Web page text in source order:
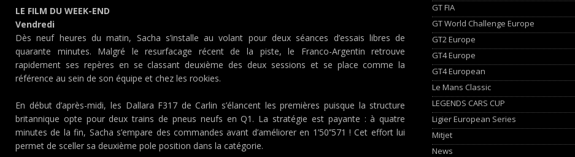
LE FILM DU WEEK-END
Vendredi
Dès neuf heures du matin, Sacha s’installe au volant pour deux séances d’essais libres de
quarante minutes. Malgré le resurfacage récent de la piste, le Franco-Argentin retrouve
rapidement ses repères en se classant deuxième des deux sessions et se place comme la
référence au sein de son équipe et chez les rookies.
En début d’après-midi, les Dallara F317 de Carlin s’élancent les premières puisque la structure
britannique opte pour deux trains de pneus neufs en Q1. La stratégie est payante : à quatre
minutes de la fin, Sacha s’empare des commandes avant d’améliorer en 1’50’’571 ! Cet effort lui
permet de sceller sa deuxième pole position dans la catégorie.
GT FIA
GT World Challenge Europe
GT2 Europe
GT4 Europe
GT4 European
Le Mans Classic
LEGENDS CARS CUP
Ligier European Series
Mitjet
News